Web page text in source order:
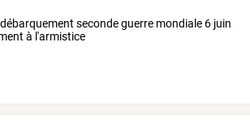
seconde guerre mondiale 6 juin
à l'armistice